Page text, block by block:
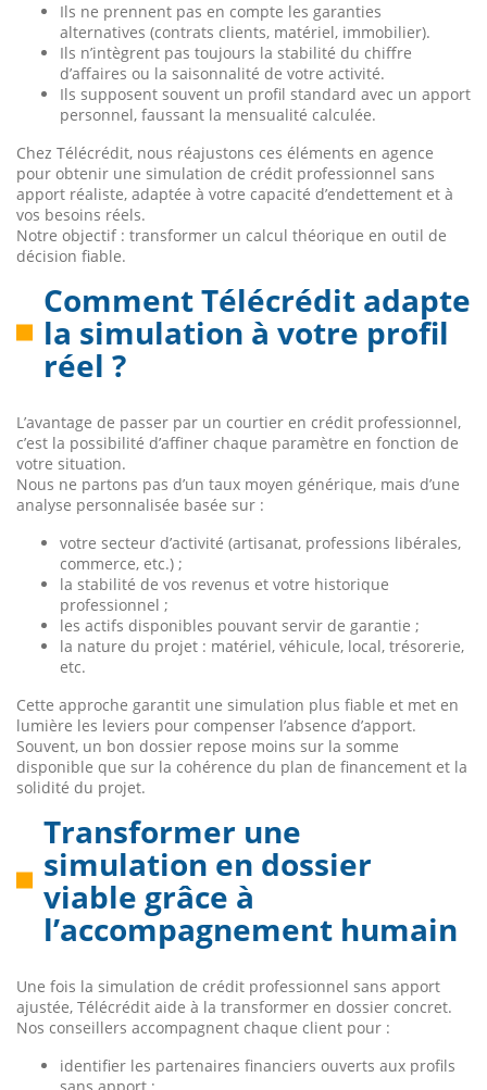
Ils ne prennent pas en compte les garanties
alternatives (contrats clients, matériel, immobilier).
Ils n’intègrent pas toujours la stabilité du chiffre
d’affaires ou la saisonnalité de votre activité.
Ils supposent souvent un profil standard avec un apport
personnel, faussant la mensualité calculée.
Chez Télécrédit, nous réajustons ces éléments en agence
pour obtenir une simulation de crédit professionnel sans
apport réaliste, adaptée à votre capacité d’endettement et à
vos besoins réels.
Notre objectif : transformer un calcul théorique en outil de
décision fiable.
Comment Télécrédit adapte
la simulation à votre profil
réel ?
L’avantage de passer par un courtier en crédit professionnel,
c’est la possibilité d’affiner chaque paramètre en fonction de
votre situation.
Nous ne partons pas d’un taux moyen générique, mais d’une
analyse personnalisée basée sur :
votre secteur d’activité (artisanat, professions libérales,
commerce, etc.) ;
la stabilité de vos revenus et votre historique
professionnel ;
les actifs disponibles pouvant servir de garantie ;
la nature du projet : matériel, véhicule, local, trésorerie,
etc.
Cette approche garantit une simulation plus fiable et met en
lumière les leviers pour compenser l’absence d’apport.
Souvent, un bon dossier repose moins sur la somme
disponible que sur la cohérence du plan de financement et la
solidité du projet.
Transformer une
simulation en dossier
viable grâce à
l’accompagnement humain
Une fois la simulation de crédit professionnel sans apport
ajustée, Télécrédit aide à la transformer en dossier concret.
Nos conseillers accompagnent chaque client pour :
identifier les partenaires financiers ouverts aux profils